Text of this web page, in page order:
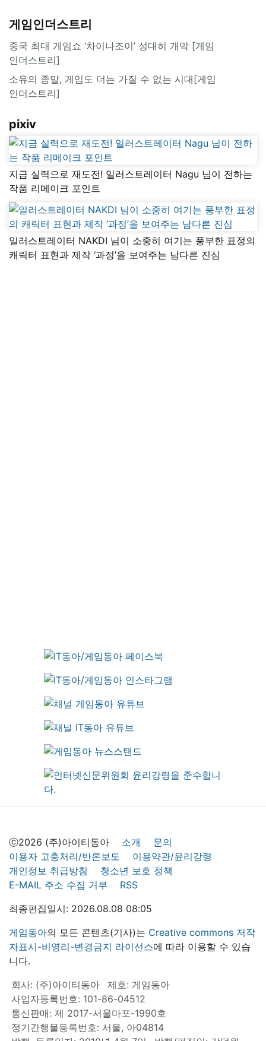
게임인더스트리
중국 최대 게임쇼 ‘차이나조이’ 성대히 개막 [게임
인더스트리]
소유의 종말, 게임도 더는 가질 수 없는 시대[게임
인더스트리]
pixiv
지금 실력으로 재도전! 일러스트레이터 Nagu 님이 전하는
작품 리메이크 포인트
일러스트레이터 NAKDI 님이 소중히 여기는 풍부한 표정의
캐릭터 표현과 제작 ‘과정’을 보여주는 남다른 진심
ⓒ2026 (주)아이티동아 소개
문의
이용자 고충처리/반론보도
이용약관/윤리강령
개인정보 취급방침
청소년 보호 정책
E-MAIL 주소 수집 거부
RSS
최종편집일시: 2026.08.08 08:05
게임동아의 모든 콘텐츠(기사)는 Creative commons 저작
자표시-비영리-변경금지 라이선스에 따라 이용할 수 있습
니다.
회사: (주)아이티동아
제호: 게임동아
사업자등록번호: 101-86-04512
통신판매: 제 2017-서울마포-1990호
정기간행물등록번호: 서울, 아04814